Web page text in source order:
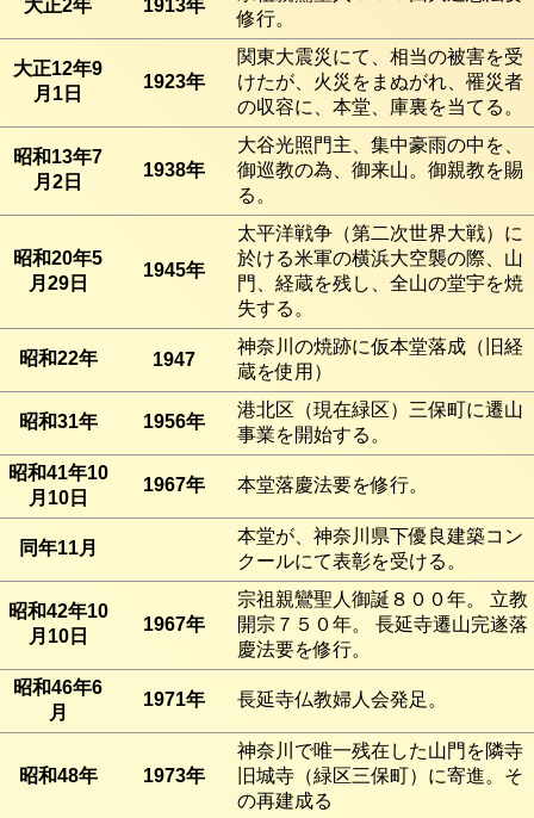
大正2年 1913年
修行。
大正12年9
月1日
1923年
関東大震災にて、相当の被害を受
けたが、火災をまぬがれ、罹災者
の収容に、本堂、庫裏を当てる。
昭和13年7
月2日
1938年
大谷光照門主、集中豪雨の中を、
御巡教の為、御来山。御親教を賜
る。
昭和20年5
月29日
1945年
太平洋戦争（第二次世界大戦）に
於ける米軍の横浜大空襲の際、山
門、経蔵を残し、全山の堂宇を焼
失する。
昭和22年 1947
神奈川の焼跡に仮本堂落成（旧経
蔵を使用）
昭和31年 1956年
港北区（現在緑区）三保町に遷山
事業を開始する。
昭和41年10
月10日
1967年 本堂落慶法要を修行。
同年11月
本堂が、神奈川県下優良建築コン
クールにて表彰を受ける。
昭和42年10
月10日
1967年
宗祖親鸞聖人御誕８００年。 立教
開宗７５０年。 長延寺遷山完遂落
慶法要を修行。
昭和46年6
月
1971年 長延寺仏教婦人会発足。
昭和48年 1973年
神奈川で唯一残在した山門を隣寺
旧城寺（緑区三保町）に寄進。そ
の再建成る